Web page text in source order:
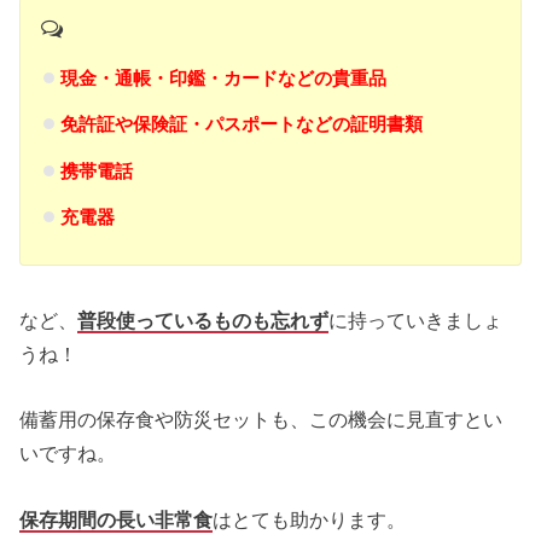
現金・通帳・印鑑・カードなどの貴重品
免許証や保険証・パスポートなどの証明書類
携帯電話
充電器
など、普段使っているものも忘れずに持っていきましょ
うね！
備蓄用の保存食や防災セットも、この機会に見直すとい
いですね。
保存期間の長い非常食はとても助かります。